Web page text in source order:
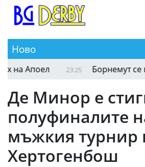
Ново
23:30 Краев с цял мач при нов
Де Минор е
полуфиналите
мъжкия турнир
Хертогенбош